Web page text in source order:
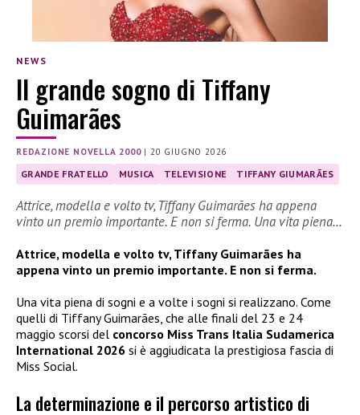
NEWS
Il grande sogno di Tiffany
Guimarães
REDAZIONE NOVELLA 2000| 20 GIUGNO 2026
GRANDE FRATELLO MUSICA TELEVISIONE TIFFANY GIUMARÃES
Attrice, modella e volto tv, Tiffany Guimarães ha appena
vinto un premio importante. E non si ferma. Una vita piena…
Attrice, modella e volto tv, Tiffany Guimarães ha
appena vinto un premio importante. E non si ferma.
Una vita piena di sogni e a volte i sogni si realizzano. Come
quelli di Tiffany Guimarães, che alle finali del 23 e 24
maggio scorsi del concorso Miss Trans Italia Sudamerica
International 2026 si è aggiudicata la prestigiosa fascia di
Miss Social.
La determinazione e il percorso artistico di